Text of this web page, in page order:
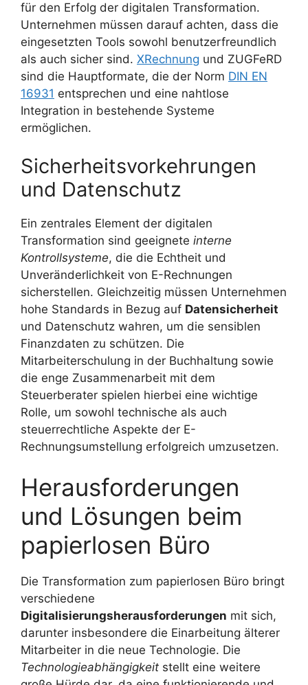
für den Erfolg der digitalen Transformation.
Unternehmen müssen darauf achten, dass die
eingesetzten Tools sowohl benutzerfreundlich
als auch sicher sind. XRechnung und ZUGFeRD
sind die Hauptformate, die der Norm DIN EN
16931 entsprechen und eine nahtlose
Integration in bestehende Systeme
ermöglichen.
Sicherheitsvorkehrungen
und Datenschutz
Ein zentrales Element der digitalen
Transformation sind geeignete interne
Kontrollsysteme, die die Echtheit und
Unveränderlichkeit von E-Rechnungen
sicherstellen. Gleichzeitig müssen Unternehmen
hohe Standards in Bezug auf Datensicherheit
und Datenschutz wahren, um die sensiblen
Finanzdaten zu schützen. Die
Mitarbeiterschulung in der Buchhaltung sowie
die enge Zusammenarbeit mit dem
Steuerberater spielen hierbei eine wichtige
Rolle, um sowohl technische als auch
steuerrechtliche Aspekte der E-
Rechnungsumstellung erfolgreich umzusetzen.
Herausforderungen
und Lösungen beim
papierlosen Büro
Die Transformation zum papierlosen Büro bringt
verschiedene
Digitalisierungsherausforderungen mit sich,
darunter insbesondere die Einarbeitung älterer
Mitarbeiter in die neue Technologie. Die
Technologieabhängigkeit stellt eine weitere